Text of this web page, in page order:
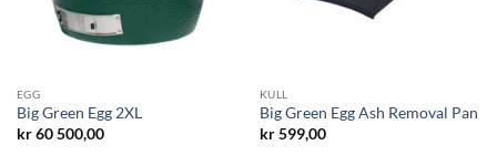
EGG
Big Green Egg 2XL
kr60 500,00
KULL
Big Green Egg Ash Removal Pan
kr599,00